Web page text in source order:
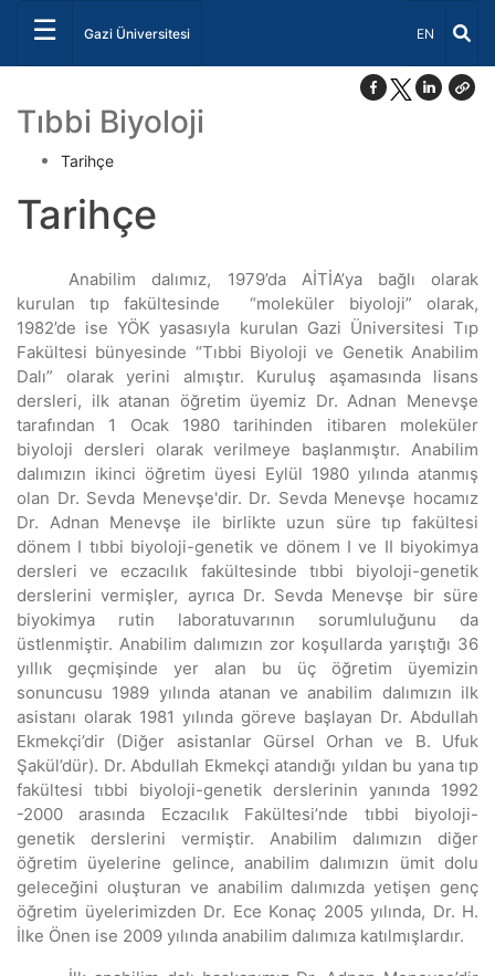
☰ Gazi Üniversitesi Dil Seçiniz
EN
Tıbbi Biyoloji
Tarihçe
Tarihçe
Anabilim dalımız, 1979’da AİTİA’ya bağlı olarak
kurulan tıp fakültesinde “moleküler biyoloji” olarak,
1982’de ise YÖK yasasıyla kurulan Gazi Üniversitesi Tıp
Fakültesi bünyesinde “Tıbbi Biyoloji ve Genetik Anabilim
Dalı” olarak yerini almıştır. Kuruluş aşamasında lisans
dersleri, ilk atanan öğretim üyemiz Dr. Adnan Menevşe
tarafından 1 Ocak 1980 tarihinden itibaren moleküler
biyoloji dersleri olarak verilmeye başlanmıştır. Anabilim
dalımızın ikinci öğretim üyesi Eylül 1980 yılında atanmış
olan Dr. Sevda Menevşe'dir. Dr. Sevda Menevşe hocamız
Dr. Adnan Menevşe ile birlikte uzun süre tıp fakültesi
dönem I tıbbi biyoloji-genetik ve dönem I ve II biyokimya
dersleri ve eczacılık fakültesinde tıbbi biyoloji-genetik
derslerini vermişler, ayrıca Dr. Sevda Menevşe bir süre
biyokimya rutin laboratuvarının sorumluluğunu da
üstlenmiştir. Anabilim dalımızın zor koşullarda yarıştığı 36
yıllık geçmişinde yer alan bu üç öğretim üyemizin
sonuncusu 1989 yılında atanan ve anabilim dalımızın ilk
asistanı olarak 1981 yılında göreve başlayan Dr. Abdullah
Ekmekçi’dir (Diğer asistanlar Gürsel Orhan ve B. Ufuk
Şakül’dür). Dr. Abdullah Ekmekçi atandığı yıldan bu yana tıp
fakültesi tıbbi biyoloji-genetik derslerinin yanında 1992
-2000 arasında Eczacılık Fakültesi’nde tıbbi biyoloji-
genetik derslerini vermiştir. Anabilim dalımızın diğer
öğretim üyelerine gelince, anabilim dalımızın ümit dolu
geleceğini oluşturan ve anabilim dalımızda yetişen genç
öğretim üyelerimizden Dr. Ece Konaç 2005 yılında, Dr. H.
İlke Önen ise 2009 yılında anabilim dalımıza katılmışlardır.